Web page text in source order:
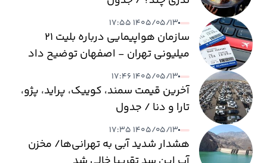
۱۴۰۵/۰۵/۱۳ ۱۷:۵۵
سازمان هواپیمایی درباره بلیت ۲۱
میلیونی تهران - اصفهان توضیح داد
۱۴۰۵/۰۵/۱۳ ۱۷:۴۶
آخرین قیمت سمند، کوییک، پراید، پژو،
تارا و دنا / جدول
۱۴۰۵/۰۵/۱۳ ۱۷:۳۵
هشدار شدید آبی به تهرانی‌ها/ مخزن